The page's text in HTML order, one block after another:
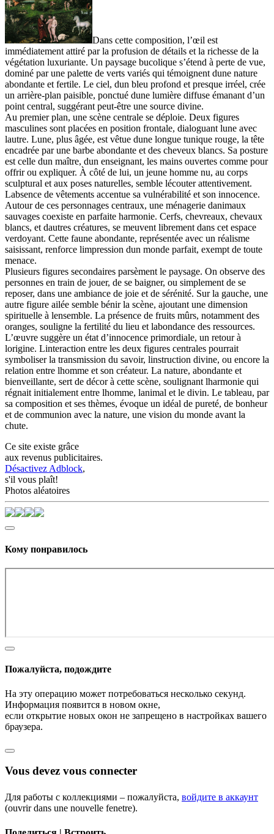
Dans cette composition, l’œil est
immédiatement attiré par la profusion de détails et la richesse de la
végétation luxuriante. Un paysage bucolique s’étend à perte de vue,
dominé par une palette de verts variés qui témoignent dune nature
abondante et fertile. Le ciel, dun bleu profond et presque irréel, crée
un arrière-plan paisible, ponctué dune lumière diffuse émanant d’un
point central, suggérant peut-être une source divine.
Au premier plan, une scène centrale se déploie. Deux figures
masculines sont placées en position frontale, dialoguant lune avec
lautre. Lune, plus âgée, est vêtue dune longue tunique rouge, la tête
encadrée par une barbe abondante et des cheveux blancs. Sa posture
est celle dun maître, dun enseignant, les mains ouvertes comme pour
offrir ou expliquer. À côté de lui, un jeune homme nu, au corps
sculptural et aux poses naturelles, semble lécouter attentivement.
Labsence de vêtements accentue sa vulnérabilité et son innocence.
Autour de ces personnages centraux, une ménagerie danimaux
sauvages coexiste en parfaite harmonie. Cerfs, chevreaux, chevaux
blancs, et dautres créatures, se meuvent librement dans cet espace
verdoyant. Cette faune abondante, représentée avec un réalisme
saisissant, renforce limpression dun monde parfait, exempt de toute
menace.
Plusieurs figures secondaires parsèment le paysage. On observe des
personnes en train de jouer, de se baigner, ou simplement de se
reposer, dans une ambiance de joie et de sérénité. Sur la gauche, une
autre figure ailée semble bénir la scène, ajoutant une dimension
spirituelle à lensemble. La présence de fruits mûrs, notamment des
oranges, souligne la fertilité du lieu et labondance des ressources.
L’œuvre suggère un état d’innocence primordiale, un retour à
lorigine. Linteraction entre les deux figures centrales pourrait
symboliser la transmission du savoir, linstruction divine, ou encore la
relation entre lhomme et son créateur. La nature, abondante et
bienveillante, sert de décor à cette scène, soulignant lharmonie qui
régnait initialement entre lhomme, lanimal et le divin. Le tableau, par
sa composition et ses thèmes, évoque un idéal de pureté, de bonheur
et de communion avec la nature, une vision du monde avant la
chute.
Ce site existe grâce
aux revenus publicitaires.
Désactivez Adblock,
s'il vous plaît!
Photos aléatoires
Кому понравилось
Пожалуйста, подождите
На эту операцию может потребоваться несколько секунд.
Информация появится в новом окне,
если открытие новых окон не запрещено в настройках вашего
браузера.
Vous devez vous connecter
Для работы с коллекциями – пожалуйста, войдите в аккаунт
(ouvrir dans une nouvelle fenetre).